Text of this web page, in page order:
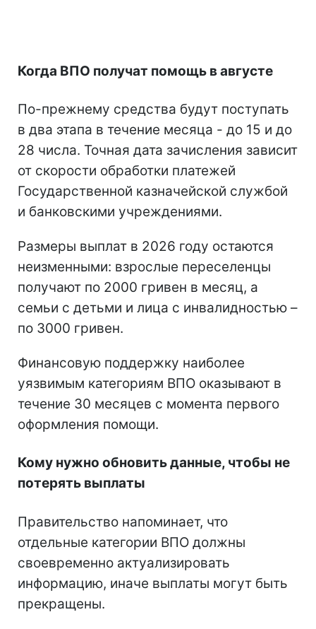
Когда ВПО получат помощь в августе
По-прежнему средства будут поступать
в два этапа в течение месяца - до 15 и до
28 числа. Точная дата зачисления зависит
от скорости обработки платежей
Государственной казначейской службой
и банковскими учреждениями.
Размеры выплат в 2026 году остаются
неизменными: взрослые переселенцы
получают по 2000 гривен в месяц, а
семьи с детьми и лица с инвалидностью –
по 3000 гривен.
Финансовую поддержку наиболее
уязвимым категориям ВПО оказывают в
течение 30 месяцев с момента первого
оформления помощи.
Кому нужно обновить данные, чтобы не
потерять выплаты
Правительство напоминает, что
отдельные категории ВПО должны
своевременно актуализировать
информацию, иначе выплаты могут быть
прекращены.